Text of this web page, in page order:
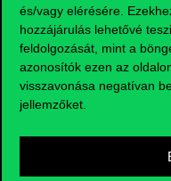
és/vagy elérésére.
hozzájárulás lehetővé
feldolgozását, mint a
azonosítók ezen az
visszavonása negatívan
jellemzőket.